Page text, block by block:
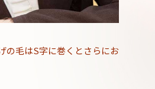
の毛はS字に巻くとさらにお